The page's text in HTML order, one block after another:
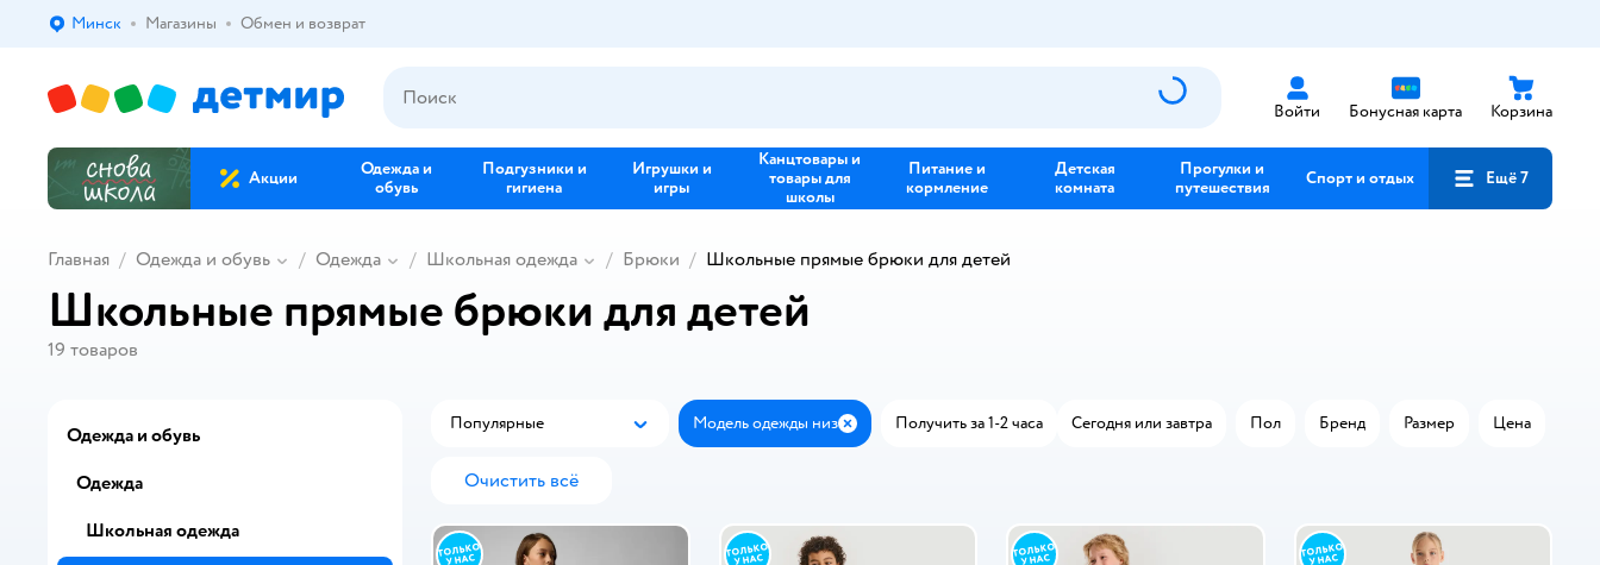
Выбор адреса доставки.
Минск Магазины Обмен и возврат
Войти Бонусная карта Корзина
Акции
Одежда и
обувь
Подгузники и
гигиена
Игрушки и
игры
Канцтовары и
товары для
школы
Питание и
кормление
Детская
комната
Прогулки и
путешествия
Спорт и отдых Ещё 7
Главная Одежда и обувь Одежда Школьная одежда Брюки Школьные прямые брюки для детей
Школьные прямые брюки для детей
19 товаров
Популярные
Популярные Модель одежды низ ЗакрытьПолучить за 1-2 часа Сегодня или завтра Пол Бренд Размер Цена
Очистить всё
Одежда и обувь
Одежда
Школьная одежда